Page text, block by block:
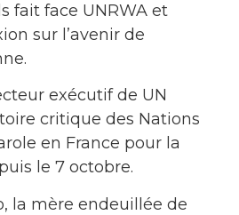
fait face UNRWA et
sur l’avenir de
exécutif de UN
critique des Nations
en France pour la
le 7 octobre.
la mère endeuillée de